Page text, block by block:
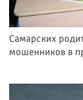
Самарских
мошенников в